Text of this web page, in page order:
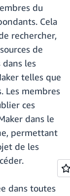
du
Cela
rechercher,
de
les
telles que
Les membres
ces
dans le
permettant
de les
dans toutes